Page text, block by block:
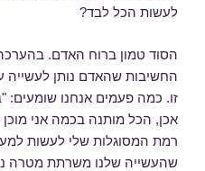
לעשות הכל לבד?
הסוד טמון ברוח האדם.
החשיבות שהאדם נותן לעשייה
זו. כמה פעמים אנחנו שומעים:
אכן, הכל מותנה בכמה אני
רמת המסוגלות שלי לעשות
שהעשייה שלנו משרתת מטרה